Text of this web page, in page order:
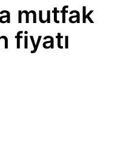
mutfak
fiyatı